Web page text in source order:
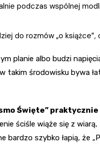
podczas wspólnej
do rozmów „o książce”,
planie albo budzi
takim środowisku bywa
Święte”
ściśle wiąże się z
bardzo szybko łapią, że